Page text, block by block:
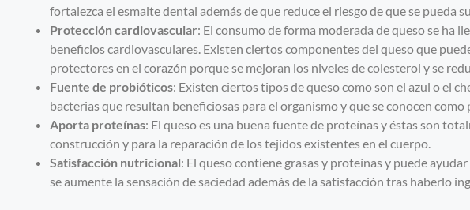
fortalezca el esmalte dental además de que reduce el riesgo de que se pueda
Protección cardiovascular: El consumo de forma moderada de queso se ha
beneficios cardiovasculares. Existen ciertos componentes del queso que
protectores en el corazón porque se mejoran los niveles de colesterol y se
Fuente de probióticos: Existen ciertos tipos de queso como son el azul o el
bacterias que resultan beneficiosas para el organismo y que se conocen como
Aporta proteínas: El queso es una buena fuente de proteínas y éstas son
construcción y para la reparación de los tejidos existentes en el cuerpo.
Satisfacción nutricional: El queso contiene grasas y proteínas y puede
se aumente la sensación de saciedad además de la satisfacción tras haberlo